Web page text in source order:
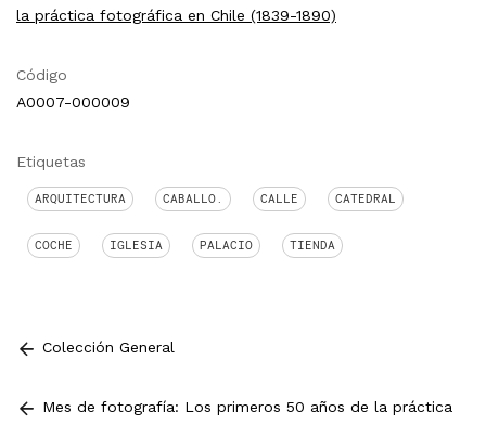
la práctica fotográfica en Chile (1839-1890)
Código
A0007-000009
Etiquetas
ARQUITECTURA CABALLO. CALLE CATEDRAL
COCHE IGLESIA PALACIO TIENDA
Colección General
Mes de fotografía: Los primeros 50 años de la práctica